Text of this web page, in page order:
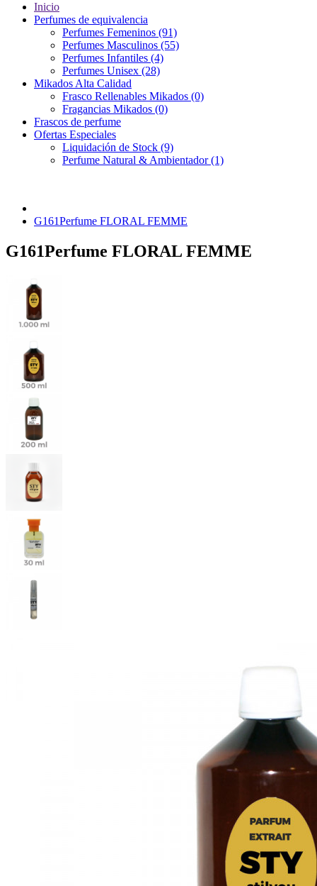
Inicio
Perfumes de equivalencia
Perfumes Femeninos (91)
Perfumes Masculinos (55)
Perfumes Infantiles (4)
Perfumes Unisex (28)
Mikados Alta Calidad
Frasco Rellenables Mikados (0)
Fragancias Mikados (0)
Frascos de perfume
Ofertas Especiales
Liquidación de Stock (9)
Perfume Natural & Ambientador (1)
G161Perfume FLORAL FEMME
G161Perfume FLORAL FEMME